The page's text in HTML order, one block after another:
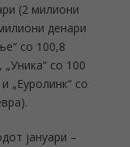
(2 милиони
денари
со 100,8
со 100
„Еуролинк“ со
јануари –